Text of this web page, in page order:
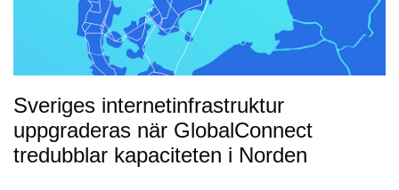
Sveriges internetinfrastruktur
uppgraderas när GlobalConnect
tredubblar kapaciteten i Norden